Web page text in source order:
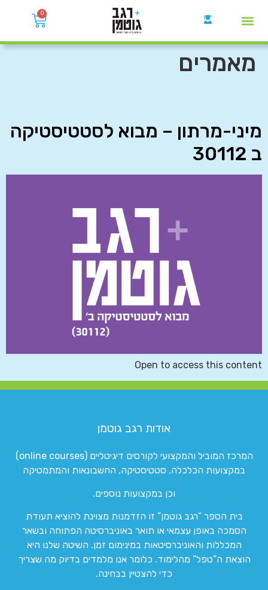
0
מאמרים
מיני-מרתון – מבוא לסטטיסטיקה
ב 30112
Open to access this content
אודות רגב גוטמן
המרכז המוביל והמקצועי לקורסים דיגיטליים (online courses)
במקצועות הכלכלה, סטטיסטיקה, החשבונאות והמתמטיקה
וכן במקצועות נוספים.
בית הספר “רגב גוטמן” זו הזדמנות מצוינת להוציא תעודת
הסמכה באופן עצמאי או תואר באוניברסיטה הפתוחה ובשאר
המכללות והאוניברסיטאות במינימום זמן. השיטה שלנו היא
הוצאת ה”טפל” מהלימוד. כלומר אנו מלמדים בדיוק מה שצריך
כדי להצטיין בבחינה.